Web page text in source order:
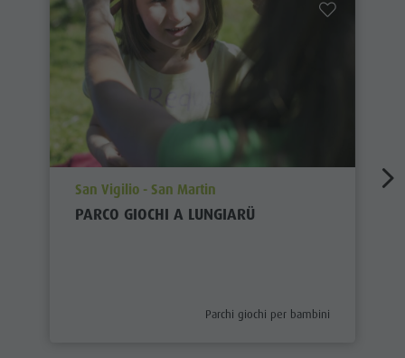
aria.poi_location_prefix
San Vigilio - San Martin
PARCO GIOCHI A LUNGIARÜ
aria.poi_category_prefix
Parchi giochi per bambini